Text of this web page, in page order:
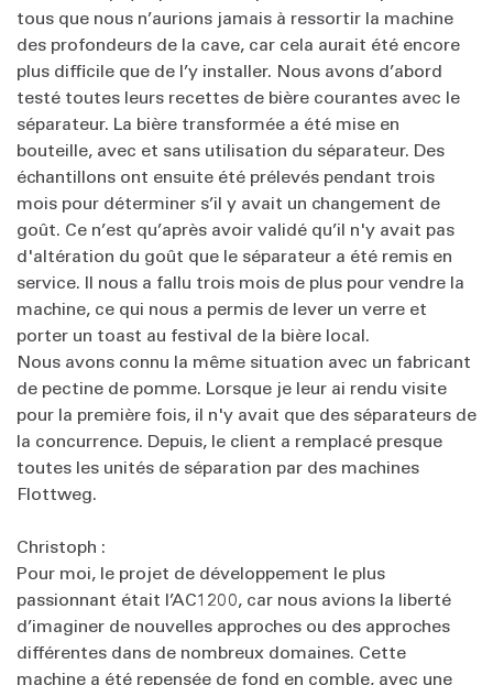
tous que nous n’aurions jamais à ressortir la machine
des profondeurs de la cave, car cela aurait été encore
plus difficile que de l’y installer. Nous avons d’abord
testé toutes leurs recettes de bière courantes avec le
séparateur. La bière transformée a été mise en
bouteille, avec et sans utilisation du séparateur. Des
échantillons ont ensuite été prélevés pendant trois
mois pour déterminer s’il y avait un changement de
goût. Ce n’est qu’après avoir validé qu’il n'y avait pas
d'altération du goût que le séparateur a été remis en
service. Il nous a fallu trois mois de plus pour vendre la
machine, ce qui nous a permis de lever un verre et
porter un toast au festival de la bière local.
Nous avons connu la même situation avec un fabricant
de pectine de pomme. Lorsque je leur ai rendu visite
pour la première fois, il n'y avait que des séparateurs de
la concurrence. Depuis, le client a remplacé presque
toutes les unités de séparation par des machines
Flottweg.
Christoph :
Pour moi, le projet de développement le plus
passionnant était l’AC1200, car nous avions la liberté
d’imaginer de nouvelles approches ou des approches
différentes dans de nombreux domaines. Cette
machine a été repensée de fond en comble, avec une